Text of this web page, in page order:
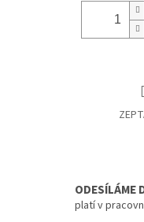
ODESÍLÁME
platí v